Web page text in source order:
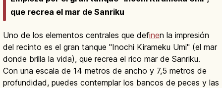
que recrea el mar de Sanriku
Uno de los elementos centrales que definen la impresión
del recinto es el gran tanque "Inochi Kirameku Umi" (el mar
donde brilla la vida), que recrea el rico mar de Sanriku.
Con una escala de 14 metros de ancho y 7,5 metros de
profundidad, puedes contemplar los bancos de peces y las